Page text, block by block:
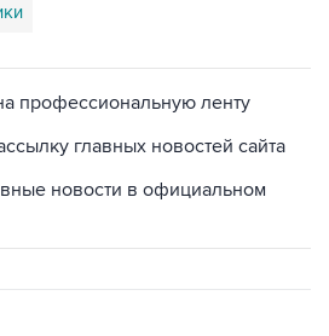
профессиональную ленту
главных новостей сайта
новости в официальном